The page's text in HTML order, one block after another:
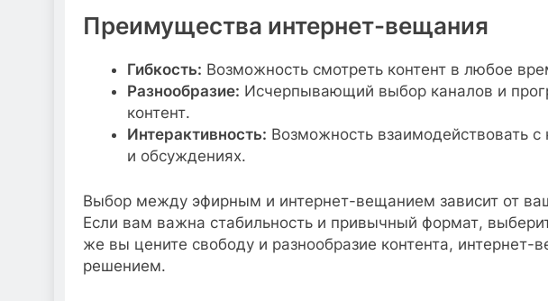
Преимущества интернет-вещания
Гибкость: Возможность смотреть контент в любое
Разнообразие: Исчерпывающий выбор каналов и
контент.
Интерактивность: Возможность взаимодействовать с
и обсуждениях.
Выбор между эфирным и интернет-вещанием зависит от
Если вам важна стабильность и привычный формат,
же вы цените свободу и разнообразие контента,
решением.